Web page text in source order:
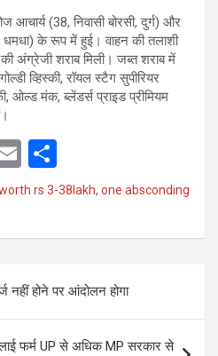
आचार्य (38, निवासी बोरसी, दुर्ग) और
धमधा) के रूप में हुई। वाहन की तलाशी
अंग्रेजी शराब मिली। जब्त शराब में
व्हिस्की, रॉयल स्टैग सुपीरियर
ओल्ड मंक, ब्लेंडर्स प्राइड प्रीमियम
E
m h
e
rs 3-38lakh, one absconding
नहीं होने पर आंदोलन होगा
फर्म UP से अधिक MP सरकार से